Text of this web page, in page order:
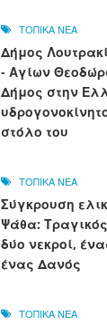
ΤΟΠΙΚΑ ΝΕΑ
Δήμος
- Αγίων
Δήμος στην
στόλο του
ΤΟΠΙΚΑ ΝΕΑ
Σύγκρουση
Ψάθα:
δύο νεκροί,
ένας Δανός
ΤΟΠΙΚΑ ΝΕΑ